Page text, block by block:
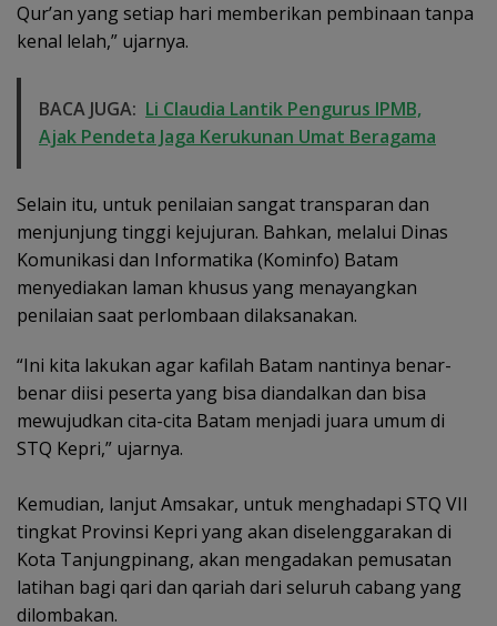
Qur’an yang setiap hari memberikan pembinaan tanpa
kenal lelah,” ujarnya.
BACA JUGA: Li Claudia Lantik Pengurus IPMB,
Ajak Pendeta Jaga Kerukunan Umat Beragama
Selain itu, untuk penilaian sangat transparan dan
menjunjung tinggi kejujuran. Bahkan, melalui Dinas
Komunikasi dan Informatika (Kominfo) Batam
menyediakan laman khusus yang menayangkan
penilaian saat perlombaan dilaksanakan.
“Ini kita lakukan agar kafilah Batam nantinya benar-
benar diisi peserta yang bisa diandalkan dan bisa
mewujudkan cita-cita Batam menjadi juara umum di
STQ Kepri,” ujarnya.
Kemudian, lanjut Amsakar, untuk menghadapi STQ VII
tingkat Provinsi Kepri yang akan diselenggarakan di
Kota Tanjungpinang, akan mengadakan pemusatan
latihan bagi qari dan qariah dari seluruh cabang yang
dilombakan.